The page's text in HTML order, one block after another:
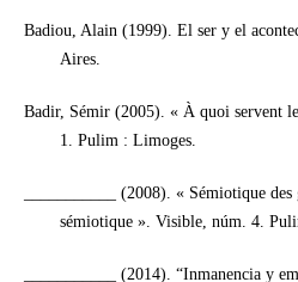
Badiou, Alain (1999). El ser y el
Aires.
Badir, Sémir (2005). « À quoi servent
1. Pulim : Limoges.
___________ (2008). « Sémiotique
sémiotique ». Visible, núm. 4.
___________ (2014). “Inmanencia y